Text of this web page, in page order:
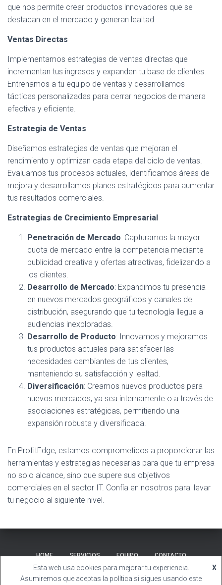
que nos permite crear productos innovadores que se
destacan en el mercado y generan lealtad.
Ventas Directas
Implementamos estrategias de ventas directas que
incrementan tus ingresos y expanden tu base de clientes.
Entrenamos a tu equipo de ventas y desarrollamos
tácticas personalizadas para cerrar negocios de manera
efectiva y eficiente.
Estrategia de Ventas
Diseñamos estrategias de ventas que mejoran el
rendimiento y optimizan cada etapa del ciclo de ventas.
Evaluamos tus procesos actuales, identificamos áreas de
mejora y desarrollamos planes estratégicos para aumentar
tus resultados comerciales.
Estrategias de Crecimiento Empresarial
Penetración de Mercado: Capturamos la mayor
cuota de mercado entre la competencia mediante
publicidad creativa y ofertas atractivas, fidelizando a
los clientes.
Desarrollo de Mercado: Expandimos tu presencia
en nuevos mercados geográficos y canales de
distribución, asegurando que tu tecnología llegue a
audiencias inexploradas.
Desarrollo de Producto: Innovamos y mejoramos
tus productos actuales para satisfacer las
necesidades cambiantes de tus clientes,
manteniendo su satisfacción y lealtad.
Diversificación: Creamos nuevos productos para
nuevos mercados, ya sea internamente o a través de
asociaciones estratégicas, permitiendo una
expansión robusta y diversificada.
En ProfitEdge, estamos comprometidos a proporcionar las
herramientas y estrategias necesarias para que tu empresa
no solo alcance, sino que supere sus objetivos
comerciales en el sector IT. Confía en nosotros para llevar
tu negocio al siguiente nivel.
HOME SERVICIOS EQUIPO CONTACTO
Hestia | Desarrollado por ThemeIsle
Esta web usa cookies para mejorar tu experiencia.
Asumiremos que aceptas la política si sigues usando este
X